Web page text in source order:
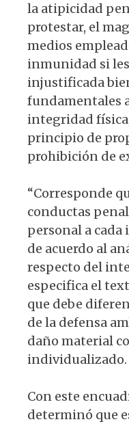
la atipicidad
protestar, el
medios
inmunidad si
injustificada
fundamentales
integridad
principio de
prohibición de
“Corresponde
conductas
personal a
de acuerdo al
respecto del
especifica el
que debe
de la defensa
daño material
individualizado.
Con este
determinó que